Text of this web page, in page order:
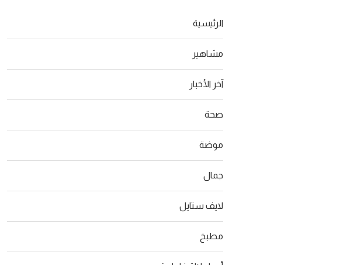
الرئيسية
مشاهير
آخر الأخبار
صحة
موضة
جمال
لايف ستايل
مطبخ